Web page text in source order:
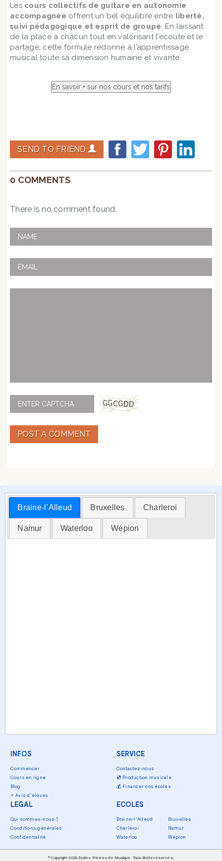
Les cours collectifs de guitare en autonomie
accompagnée offrent un bel équilibre entre liberté,
suivi pédagogique et esprit de groupe. En laissant
de la place à chacun tout en valorisant l'écoute et le
partage, cette formule redonne à l’apprentissage
musical toute sa dimension humaine et vivante.
SEND TO FRIEND
0 COMMENTS
There is no comment found.
POST A COMMENT
Braine-l’Alleud Bruxelles Charleroi
Namur Waterloo Wépion
INFOS
Commencer
Cours en ligne
Blog
⭐ Avis d'élèves
SERVICE
Contactez-nous
💿 Production musicale
💰 Financer nos écoles
LEGAL
Qui sommes-nous ?
Conditions générales
Confidentialité
ECOLES
Braine-l'Alleud
Bruxelles
Charleroi
Namur
Waterloo
Wépion
© Copyright 2026 Ecoles Privées de Musique. Tous droits réservés.